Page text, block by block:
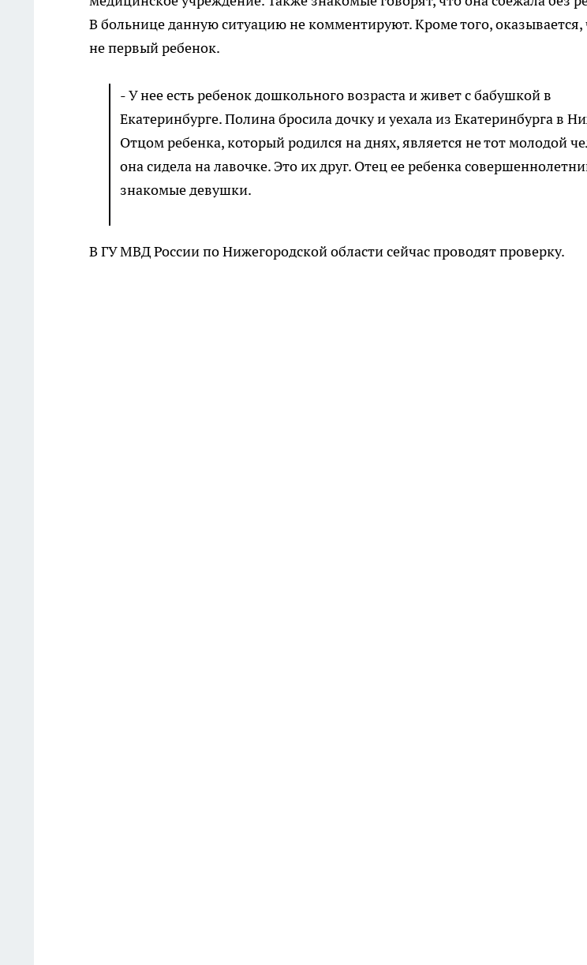
В больнице данную ситуацию не комментируют. Кроме того,
не первый ребенок.
- У нее есть ребенок дошкольного возраста и живет с бабушкой в
Екатеринбурге. Полина бросила дочку и уехала из Екатеринбурга в
Отцом ребенка, который родился на днях, является не тот молодой
она сидела на лавочке. Это их друг. Отец ее ребенка
знакомые девушки.
В ГУ МВД России по Нижегородской области сейчас проводят проверку.